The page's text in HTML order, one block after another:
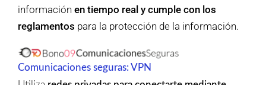
información en tiempo real y cumple con los
reglamentos para la protección de la información.
Comunicaciones seguras: VPN